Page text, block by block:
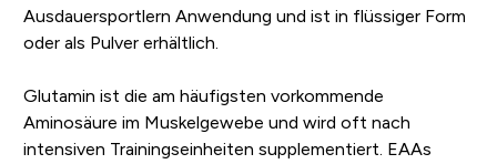
Ausdauersportlern Anwendung und ist in flüssiger Form
oder als Pulver erhältlich.
Glutamin ist die am häufigsten vorkommende
Aminosäure im Muskelgewebe und wird oft nach
intensiven Trainingseinheiten supplementiert. EAAs